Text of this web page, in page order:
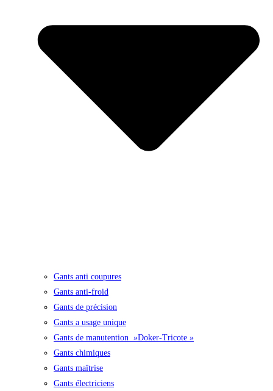
Gants anti coupures
Gants anti-froid
Gants de précision
Gants a usage unique
Gants de manutention »Doker-Tricote »
Gants chimiques
Gants maîtrise
Gants électriciens